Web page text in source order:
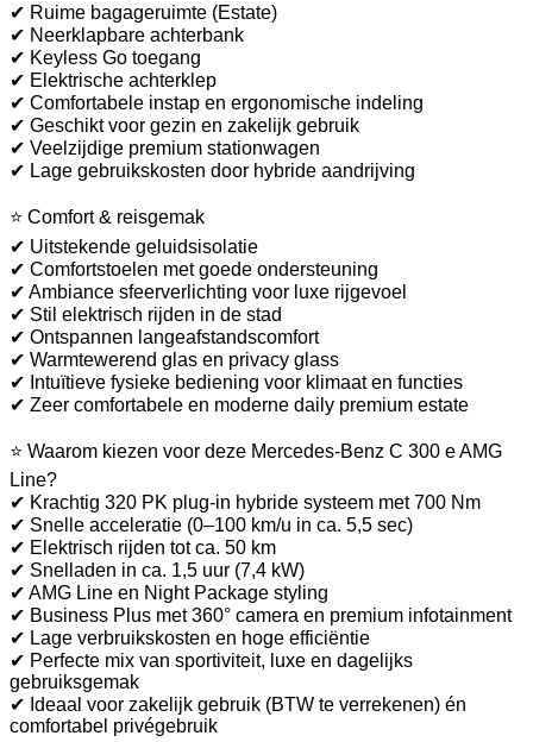
✔ Ruime bagageruimte (Estate)
✔ Neerklapbare achterbank
✔ Keyless Go toegang
✔ Elektrische achterklep
✔ Comfortabele instap en ergonomische indeling
✔ Geschikt voor gezin en zakelijk gebruik
✔ Veelzijdige premium stationwagen
✔ Lage gebruikskosten door hybride aandrijving
⭐ Comfort & reisgemak
✔ Uitstekende geluidsisolatie
✔ Comfortstoelen met goede ondersteuning
✔ Ambiance sfeerverlichting voor luxe rijgevoel
✔ Stil elektrisch rijden in de stad
✔ Ontspannen langeafstandscomfort
✔ Warmtewerend glas en privacy glass
✔ Intuïtieve fysieke bediening voor klimaat en functies
✔ Zeer comfortabele en moderne daily premium estate
⭐ Waarom kiezen voor deze Mercedes-Benz C 300 e AMG
Line?
✔ Krachtig 320 PK plug-in hybride systeem met 700 Nm
✔ Snelle acceleratie (0–100 km/u in ca. 5,5 sec)
✔ Elektrisch rijden tot ca. 50 km
✔ Snelladen in ca. 1,5 uur (7,4 kW)
✔ AMG Line en Night Package styling
✔ Business Plus met 360° camera en premium infotainment
✔ Lage verbruikskosten en hoge efficiëntie
✔ Perfecte mix van sportiviteit, luxe en dagelijks
gebruiksgemak
✔ Ideaal voor zakelijk gebruik (BTW te verrekenen) én
comfortabel privégebruik